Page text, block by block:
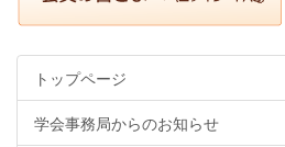
トップページ
学会事務局からのお知らせ